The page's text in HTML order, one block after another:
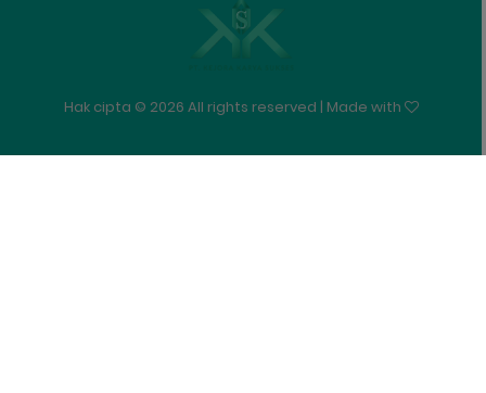
Hak cipta © 2026 All rights reserved | Made with